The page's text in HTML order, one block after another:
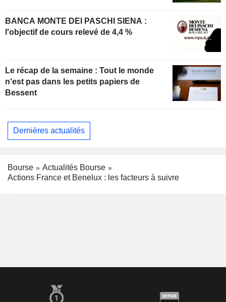
BANCA MONTE DEI PASCHI SIENA :
l'objectif de cours relevé de 4,4 %
Le récap de la semaine : Tout le monde
n'est pas dans les petits papiers de
Bessent
Dernières actualités
Bourse
Actualités Bourse
Actions France et Benelux : les facteurs à suivre